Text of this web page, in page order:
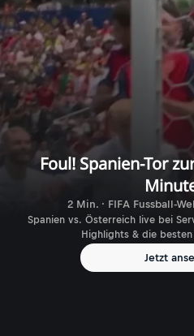
Foul! Spanien-Tor
2 Min. · FIFA Fussball-
Spanien vs. Österreich live bei
Highlights & die besten
Jetzt